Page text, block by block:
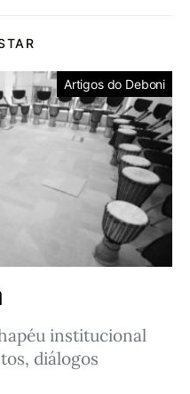
Artigos do Deboni
institucional
diálogos